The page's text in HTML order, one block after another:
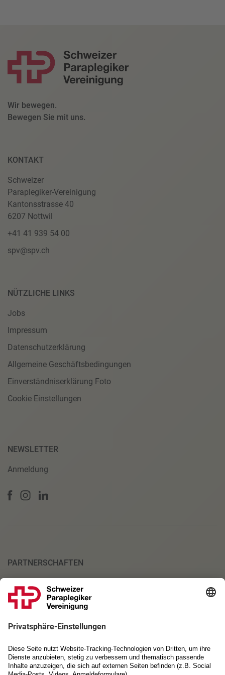
Wir bewegen.
Bewegen Sie mit uns.
KONTAKT
Schweizer
Paraplegiker-Vereinigung
Kantonsstrasse 40
6207 Nottwil
+41 41 939 54 00
spv@spv.ch
NÜTZLICHE LINKS
Jobs
Impressum
Datenschutzerklärung
Allgemeine Geschäftsbedingungen
Einverständniserklärung Foto
Cookie Einstellungen
NEWSLETTER
Anmeldung
PARTNERSCHAFTEN